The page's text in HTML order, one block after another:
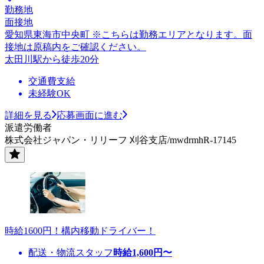
勤務地
面接地
愛知県東海市中央町 ※こちらは勤務エリアとなります。面
接地は原稿内をご確認ください。
太田川駅から徒歩20分
交通費支給
未経験OK
詳細を見る
応募画面に進む
派遣労働者
株式会社ジャパン・リリーフ 刈谷支店/mwdrmhR-17145
時給1600円！構内移動ドライバー！
配送・物流スタッフ 時給1,600円〜